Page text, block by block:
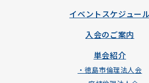
イベントスケジュー
入会のご案内
単会紹介
・徳島市倫理法人会